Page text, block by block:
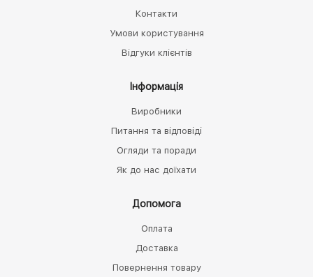
Контакти
Умови користування
Відгуки клієнтів
Інформація
Виробники
Питання та відповіді
Огляди та поради
Як до нас доїхати
Допомога
Оплата
Доставка
Повернення товару